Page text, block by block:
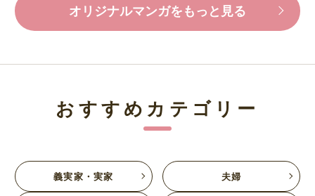
オリジナルマンガをもっと見る
おすすめカテゴリー
義実家・実家 夫婦